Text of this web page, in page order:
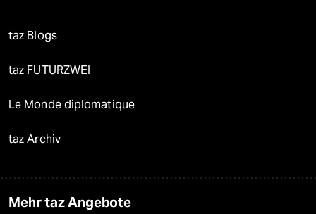
taz Blogs
taz FUTURZWEI
Le Monde diplomatique
taz Archiv
Mehr taz Angebote